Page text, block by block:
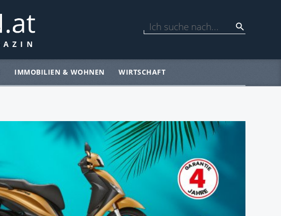
IMMOBILIEN & WOHNEN WIRTSCHAFT